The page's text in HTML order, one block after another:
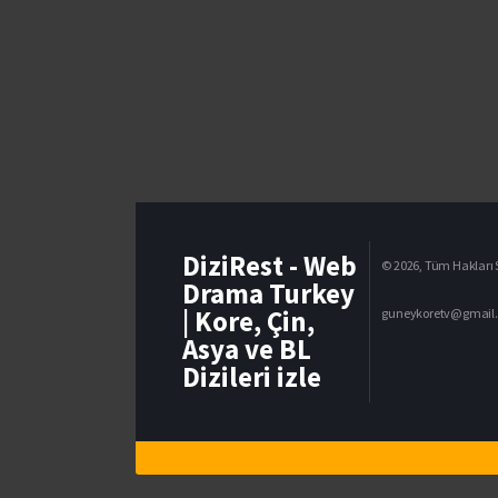
DiziRest - Web
Drama Turkey
| Kore, Çin,
Asya ve BL
Dizileri izle
© 2026, Tüm Hakları